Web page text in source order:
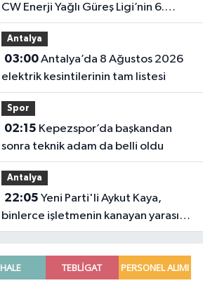
CW Enerji Yağlı Güreş Ligi’nin 6.
Etabı öncesi nefesler tutuldu
Antalya
03:00Antalya’da 8 Ağustos 2026
elektrik kesintilerinin tam listesi
Spor
02:15
sonra teknik adam da belli oldu
Antalya
22:05
binlerce işletmenin kanayan yarasını
Meclis'e taşıdı